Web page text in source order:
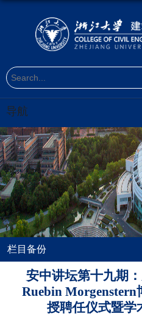
导航
栏目备份
安中讲坛第十九期
Ruebin
授聘任仪式暨学